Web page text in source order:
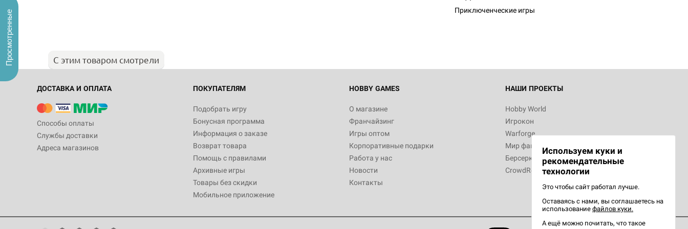
Приключенческие игры
С этим товаром смотрели
ДОСТАВКА И ОПЛАТА
Способы оплаты
Службы доставки
Адреса магазинов
ПОКУПАТЕЛЯМ
Подобрать игру
Бонусная программа
Информация о заказе
Возврат товара
Помощь с правилами
Архивные игры
Товары без скидки
Мобильное приложение
HOBBY GAMES
О магазине
Франчайзинг
Игры оптом
Корпоративные подарки
Работа у нас
Новости
Контакты
НАШИ ПРОЕКТЫ
Hobby World
Игрокон
Warforge
Мир фантастики
Берсерк
CrowdRepublic
Используем куки и
рекомендательные
технологии
Это чтобы сайт работал лучше.
Оставаясь с нами, вы соглашаетесь на
использование файлов куки.
А ещё можно почитать, что такое
Просмотренные
Белая смерть
12 990
Настольная игра Hobby World Берсерк.
3 490